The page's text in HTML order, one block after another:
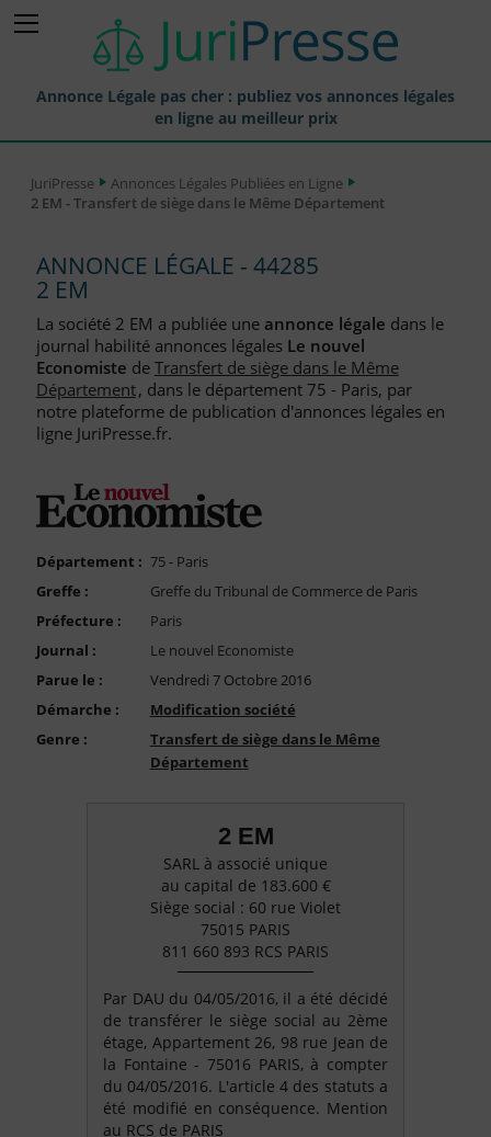
Annonce Légale pas cher : publiez vos annonces légales
en ligne au meilleur prix
Annonces Légales Publiées
Journaux Habilités (JAL) Annonces Légales
Départements pour la Publication d'Annonces Légales
Liste des Greffes
Liste des CCI
FAQ
Compte PRO
JuriPresse
Annonces Légales Publiées en Ligne
2 EM - Transfert de siège dans le Même Département
ANNONCE LÉGALE - 44285
2 EM
La société 2 EM a publiée une annonce légale dans le
journal habilité annonces légales Le nouvel
Economiste deTransfert de siège dans le Même
Département, dans le département 75 - Paris, par
notre plateforme de publication d'annonces légales en
ligne JuriPresse.fr.
Département : 75 - Paris
Greffe :
Greffe du Tribunal de Commerce de Paris
Préfecture :
Paris
Journal :
Le nouvel Economiste
Parue le :
Vendredi 7 Octobre 2016
Démarche :
Modification société
Genre :
Transfert de siège dans le Même
Département
2 EM
SARL à associé unique
au capital de 183.600 €
Siège social : 60 rue Violet
75015 PARIS
811 660 893 RCS PARIS
Par DAU du 04/05/2016, il a été décidé
de transférer le siège social au 2ème
étage, Appartement 26, 98 rue Jean de
la Fontaine - 75016 PARIS, à compter
du 04/05/2016. L'article 4 des statuts a
été modifié en conséquence. Mention
au RCS de PARIS